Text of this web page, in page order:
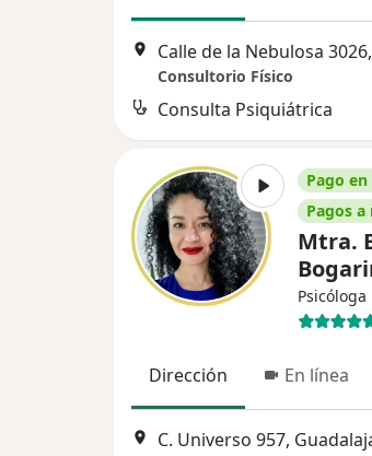
Calle de la Nebulosa
Consultorio Físico
Consulta Psiquiátrica
Pago
Pagos
Mtra.
Psicóloga
Dirección En línea
C. Universo 957,